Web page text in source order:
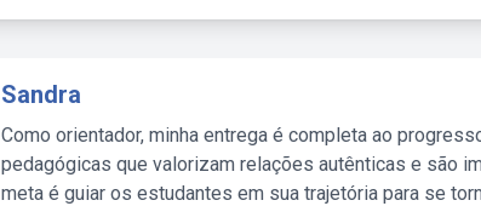
Sandra
Como orientador, minha entrega é completa ao
pedagógicas que valorizam relações autênticas e são
meta é guiar os estudantes em sua trajetória para se